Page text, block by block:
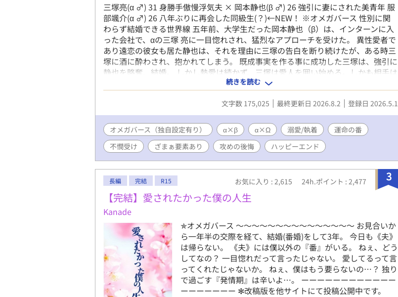
三塚亮(α ♂) 31 身勝手傲慢浮気夫 × 岡本静也(β ♂) 26 強引に妻にされた美青年 服
部颯介(α ♂) 26 八年ぶりに再会した同級生(？)←NEW！ ※オメガバース 性別に関
わらず結婚できる世界線 五年前、大学生だった岡本静也（β）は、インターンに入
った会社で、αの三塚 亮に一目惚れされ、猛烈なアプローチを受けた。 異性愛者で
あり遠恋の彼女も居た静也は、それを理由に三塚の告白を断り続けたが、ある時三
塚に酒に酔わされ、抱かれてしまう。 既成事実を作る事に成功した三塚は、強引に
静也を略奪、結婚。 しかし熱愛は続かず、三塚は愛人を囲い始める。しかも相手は
Ωで、三塚と番になって子どもを産む事を望んでいた。 バース法により、婚姻外の
番契約は禁止されている。可愛い愛人の願いを叶える為には、まず静也と離婚しな
くてはならない。 そうして結婚生活が五年目に入ったある夜、三塚は静也に離婚を
切り出す。 愛人に目が眩む三塚は、この先で自分を待つ恐ろしい運命など、想像す
らできずにいたが……。 手段を選ばず生きてきた傲慢浮気男・三塚の末路とは。
そして捨てられた静也の、意外な未来とは。 ※お詫び 17話のラスト、三年ではな
く五年の間違いです！明らかなうっかりミスです！ お詫びして訂正いたしますm(_
_)m
続きを読む
文字数 175,025 最終更新日 2026.8.2 登録日 2026.5.1
オメガバース（独自設定有り） α×β α×Ω 溺愛/執着
運命の番
不憫受け
ざまぁ要素あり 攻めの後悔 ハッピーエンド
3
長編 完結 R15 お気に入り : 2,615 24h.ポイント : 2,477
【完結】愛されたかった僕の人生
Kanade
✯オメガバース 〜〜〜〜〜〜〜〜〜〜〜〜〜〜〜 お見合いか
ら一年半の交際を経て、結婚(番婚)をして3年。 今日も《夫》
は帰らない。 《夫》には僕以外の『番』がいる。 ねぇ、どう
してなの？ 一目惚れだって言ったじゃない。 愛してるって言
ってくれたじゃないか。 ねぇ、僕はもう要らないの…？ 独り
で過ごす『発情期』は辛いよ…。 ーーーーーーーーーーーー
ーーーーーーー ✻改稿版を他サイトにて投稿公開中です。